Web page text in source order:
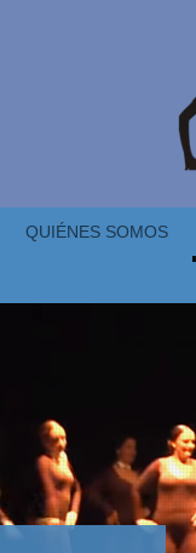
QUIÉNES SOMOS